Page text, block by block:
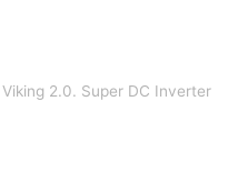
2.0. Super DC Inverter